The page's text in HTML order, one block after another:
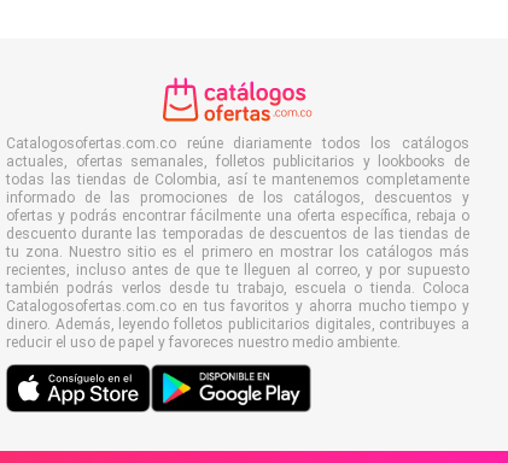
Catalogosofertas.com.co reúne diariamente todos los catálogos
actuales, ofertas semanales, folletos publicitarios y lookbooks de
todas las tiendas de Colombia, así te mantenemos completamente
informado de las promociones de los catálogos, descuentos y
ofertas y podrás encontrar fácilmente una oferta específica, rebaja o
descuento durante las temporadas de descuentos de las tiendas de
tu zona. Nuestro sitio es el primero en mostrar los catálogos más
recientes, incluso antes de que te lleguen al correo, y por supuesto
también podrás verlos desde tu trabajo, escuela o tienda. Coloca
Catalogosofertas.com.co en tus favoritos y ahorra mucho tiempo y
dinero. Además, leyendo folletos publicitarios digitales, contribuyes a
reducir el uso de papel y favoreces nuestro medio ambiente.